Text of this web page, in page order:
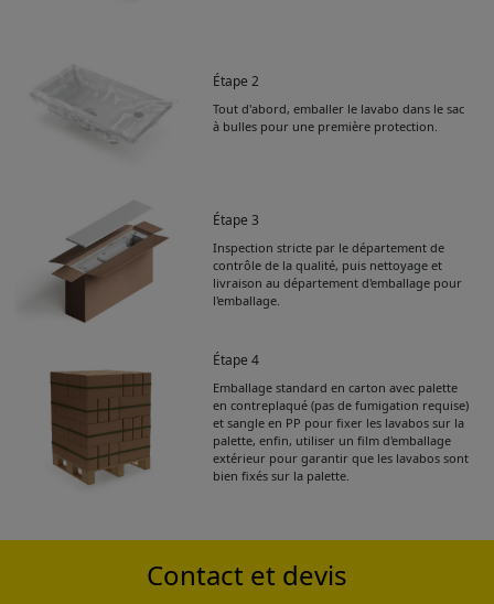
Étape 2
Tout d'abord, emballer le lavabo dans le sac
à bulles pour une première protection.
Étape 3
Inspection stricte par le département de
contrôle de la qualité, puis nettoyage et
livraison au département d'emballage pour
l'emballage.
Étape 4
Emballage standard en carton avec palette
en contreplaqué (pas de fumigation requise)
et sangle en PP pour fixer les lavabos sur la
palette, enfin, utiliser un film d'emballage
extérieur pour garantir que les lavabos sont
bien fixés sur la palette.
Get Catalogue
Please leave your contact information,the
Contact et devis